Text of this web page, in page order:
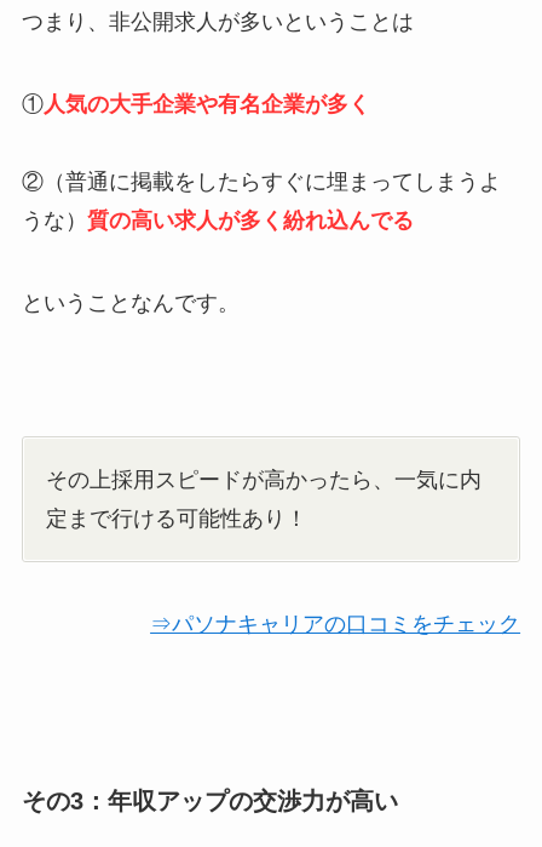
つまり、非公開求人が多いということは
①人気の大手企業や有名企業が多く
②（普通に掲載をしたらすぐに埋まってしまうよ
うな） 質の高い求人が多く紛れ込んでる
ということなんです。
その上採用スピードが高かったら、一気に内
定まで行ける可能性あり！
⇒パソナキャリアの口コミをチェック
その3：年収アップの交渉力が高い